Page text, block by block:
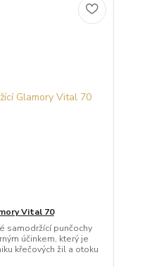
Vital 70
samodržící punčochy
účinkem, který je
křečových žil a otoku